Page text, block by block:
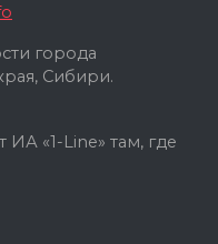
города
Сибири.
ИА «1-Line» там, где